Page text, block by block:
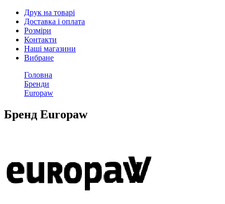
Друк на товарі
Доставка і оплата
Розміри
Контакти
Наші магазини
Вибране
Головна
Бренди
Europaw
Бренд Europaw